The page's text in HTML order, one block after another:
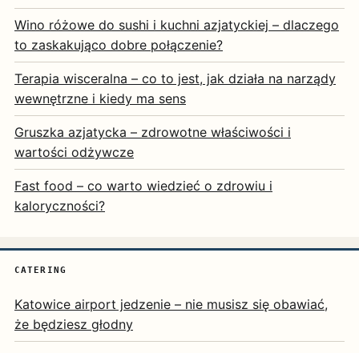
Wino różowe do sushi i kuchni azjatyckiej – dlaczego
to zaskakująco dobre połączenie?
Terapia wisceralna – co to jest, jak działa na narządy
wewnętrzne i kiedy ma sens
Gruszka azjatycka – zdrowotne właściwości i
wartości odżywcze
Fast food – co warto wiedzieć o zdrowiu i
kaloryczności?
CATERING
Katowice airport jedzenie – nie musisz się obawiać,
że będziesz głodny